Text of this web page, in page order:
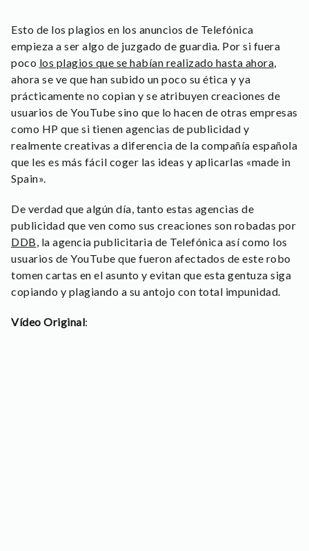
Esto de los plagios en los anuncios de Telefónica
empieza a ser algo de juzgado de guardia. Por si fuera
poco los plagios que se habían realizado hasta ahora,
ahora se ve que han subido un poco su ética y ya
prácticamente no copian y se atribuyen creaciones de
usuarios de YouTube sino que lo hacen de otras empresas
como HP que si tienen agencias de publicidad y
realmente creativas a diferencia de la compañía española
que les es más fácil coger las ideas y aplicarlas «made in
Spain».
De verdad que algún día, tanto estas agencias de
publicidad que ven como sus creaciones son robadas por
DDB, la agencia publicitaria de Telefónica así como los
usuarios de YouTube que fueron afectados de este robo
tomen cartas en el asunto y evitan que esta gentuza siga
copiando y plagiando a su antojo con total impunidad.
Vídeo Original: